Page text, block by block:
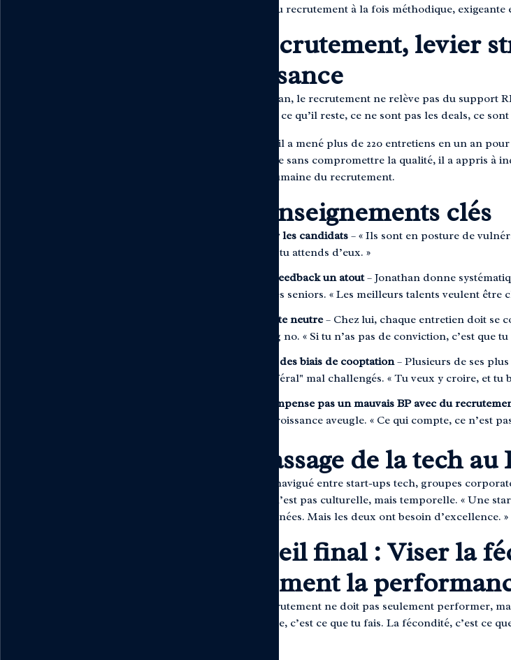
approche du recrutement à la fois méthodique,
Le recrutement, levier
croissance
Pour Jonathan, le recrutement ne relève pas du support
d’une boîte, ce qu’il reste, ce ne sont pas les deals, ce
Chez Alma, il a mené plus de 220 entretiens en un an
tour de force sans compromettre la qualité, il a appris à
l’essence humaine du recrutement.
Ses enseignements clés
Respecter les candidats – « Ils sont en posture de
de ce que tu attends d’eux. »
Faire du feedback un atout– Jonathan donne
profils très seniors. « Les meilleurs talents veulent être
Pas de note neutre– Chez lui, chaque entretien doit se
no, strong no. « Si tu n’as pas de conviction, c’est que
Se méfier des biais de cooptation– Plusieurs de ses
mode "référal" mal challengés. « Tu veux y croire, et tu
On ne compense pas un mauvais BP avec du
d’hypercroissance aveugle. « Ce qui compte, ce n’est
Le passage de la tech
Jonathan a navigué entre start-ups tech, groupes
différence n’est pas culturelle, mais temporelle. « Une
pense en années. Mais les deux ont besoin d’excellence. »
Conseil final : Viser la
seulement la
Un bon recrutement ne doit pas seulement performer,
performance, c’est ce que tu fais. La fécondité, c’est ce